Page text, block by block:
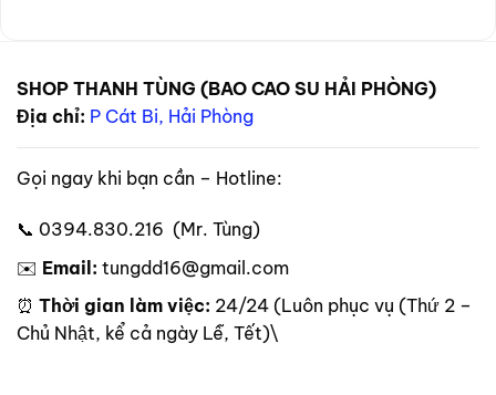
SHOP THANH TÙNG (BAO CAO SU HẢI PHÒNG)
Địa chỉ: P Cát Bi, Hải Phòng
Gọi ngay khi bạn cần – Hotline:
📞 0394.830.216 (Mr. Tùng)
✉️ Email: tungdd16@gmail.com
⏰ Thời gian làm việc: 24/24 (Luôn phục vụ (Thứ 2 –
Chủ Nhật, kể cả ngày Lễ, Tết)\